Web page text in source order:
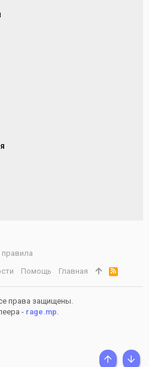
Помощь Главная
R
S
S
права защищены.
- rage.mp.